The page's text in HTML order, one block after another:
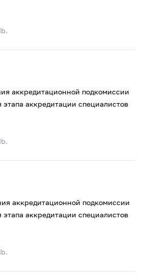
аккредитационной подкомиссии
этапа аккредитации специалистов
аккредитационной подкомиссии
этапа аккредитации специалистов